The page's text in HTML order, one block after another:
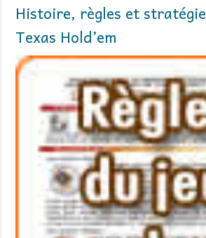
Histoire, règles et
Texas Hold’em